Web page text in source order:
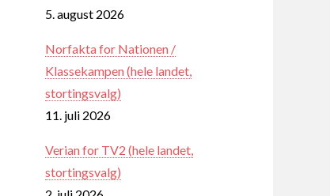
5. august 2026
Norfakta for Nationen /
Klassekampen (hele landet,
stortingsvalg)
11. juli 2026
Verian for TV2 (hele landet,
stortingsvalg)